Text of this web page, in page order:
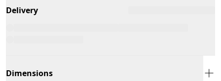
Delivery
Dimensions